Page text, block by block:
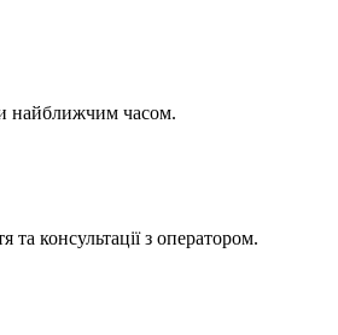
найближчим часом.
та консультації з оператором.